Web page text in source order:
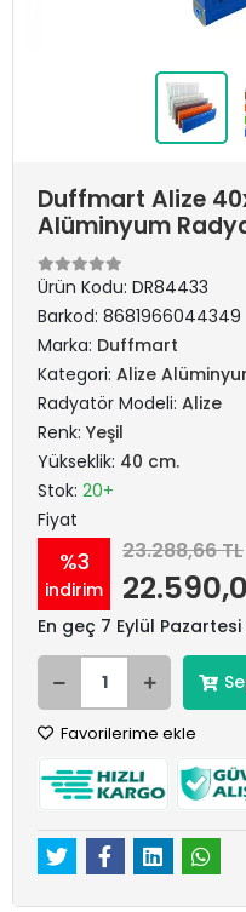
Duffmart Alize
Alüminyum
Ürün Kodu: DR84433
Barkod: 8681966044349
Marka: Duffmart
Kategori: Alize
Radyatör Modeli: Alize
Renk: Yeşil
Yükseklik: 40 cm.
Stok: 20+
Fiyat
%3
indirim
23.288,66 TL
En geç 7 Eylül
Favorilerime ekle